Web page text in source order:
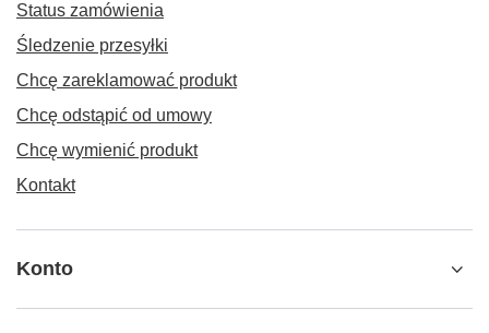
Status zamówienia
Śledzenie przesyłki
Chcę zareklamować produkt
Chcę odstąpić od umowy
Chcę wymienić produkt
Kontakt
Konto